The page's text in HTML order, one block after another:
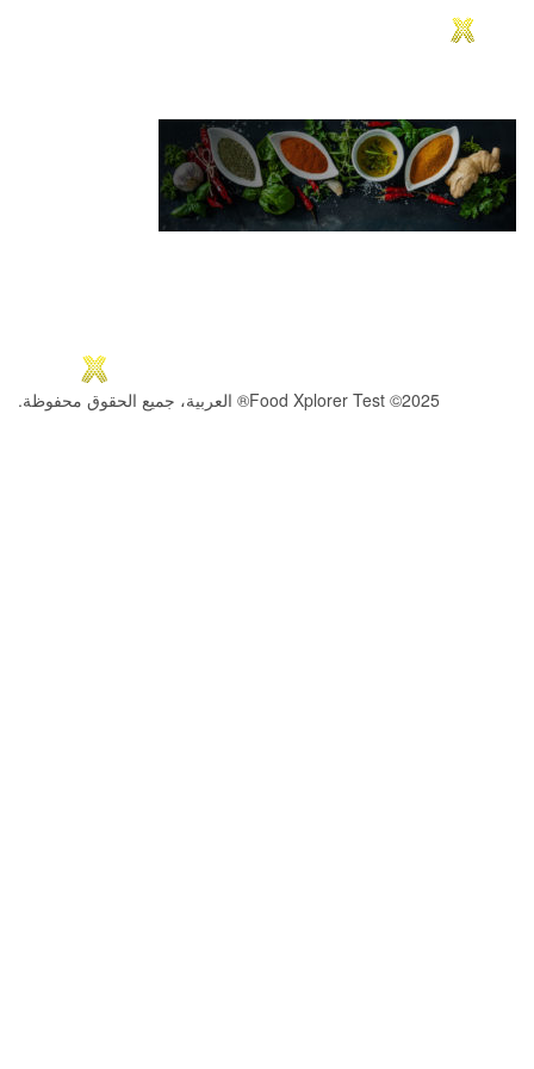
2025© Food Xplorer Test® العربية، جميع الحقوق محفوظة.